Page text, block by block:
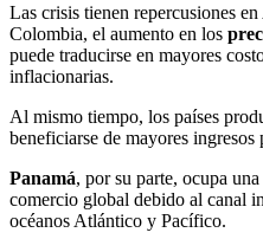
Las crisis tienen repercusiones
Colombia, el aumento en los
puede traducirse en mayores
inflacionarias.
Al mismo tiempo, los países
beneficiarse de mayores ingresos
Panamá, por su parte, ocupa
comercio global debido al canal
océanos Atlántico y Pacífico.